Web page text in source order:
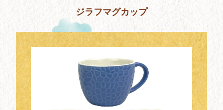
ジラフマグカップ